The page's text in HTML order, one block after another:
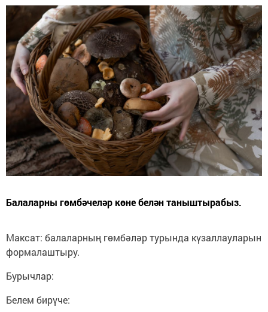
Балаларны гөмбәчеләр көне белән таныштырабыз.
Максат: балаларның гөмбәләр турында күзаллауларын
формалаштыру.
Бурычлар:
Белем бирүче: